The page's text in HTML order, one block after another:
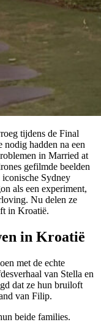
tijdens de Final
hadden na een
in Married at
gefilmde beelden
Sydney
als een experiment,
Nu delen ze
in Kroatië.
in Kroatië
met de echte
van Stella en
dat ze hun bruiloft
van Filip.
beide families.